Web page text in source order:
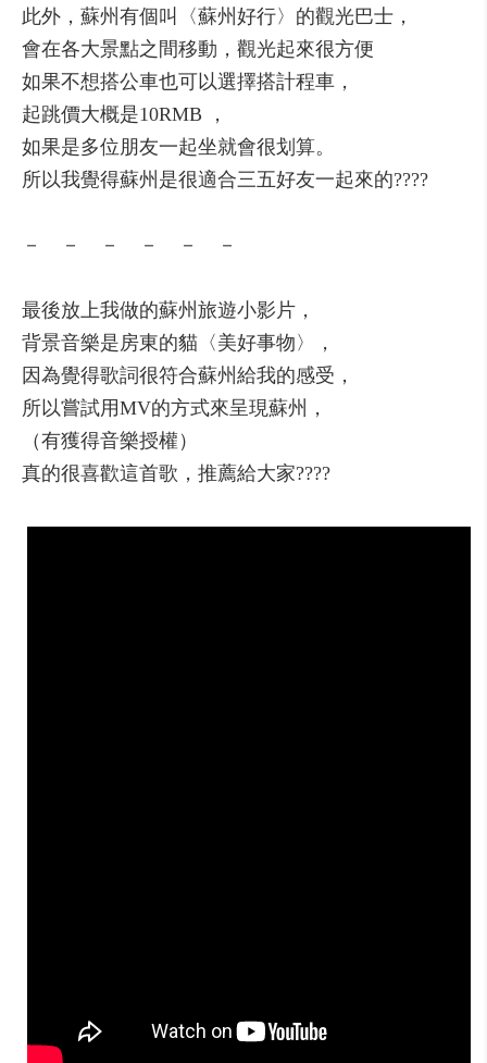
此外，蘇州有個叫〈蘇州好行〉的觀光巴士，
會在各大景點之間移動，觀光起來很方便
如果不想搭公車也可以選擇搭計程車，
起跳價大概是10RMB ，
如果是多位朋友一起坐就會很划算。
所以我覺得蘇州是很適合三五好友一起來的????
－ － － － － －
最後放上我做的蘇州旅遊小影片，
背景音樂是房東的貓〈美好事物〉，
因為覺得歌詞很符合蘇州給我的感受，
所以嘗試用MV的方式來呈現蘇州，
（有獲得音樂授權）
真的很喜歡這首歌，推薦給大家????